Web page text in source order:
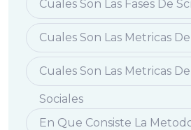
Cuales Son Las Fases De
Cuales Son Las Metricas
Cuales Son Las Metricas
Sociales
En Que Consiste La